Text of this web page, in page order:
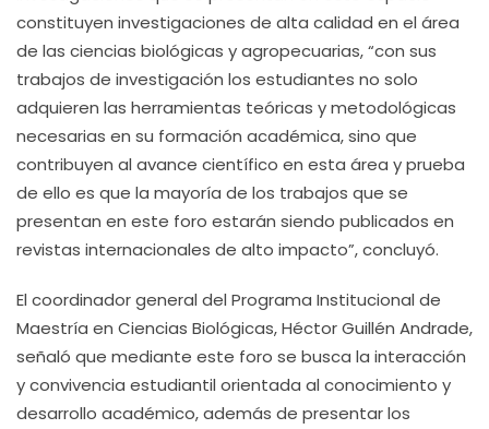
constituyen investigaciones de alta calidad en el área
de las ciencias biológicas y agropecuarias, “con sus
trabajos de investigación los estudiantes no solo
adquieren las herramientas teóricas y metodológicas
necesarias en su formación académica, sino que
contribuyen al avance científico en esta área y prueba
de ello es que la mayoría de los trabajos que se
presentan en este foro estarán siendo publicados en
revistas internacionales de alto impacto”, concluyó.
El coordinador general del Programa Institucional de
Maestría en Ciencias Biológicas, Héctor Guillén Andrade,
señaló que mediante este foro se busca la interacción
y convivencia estudiantil orientada al conocimiento y
desarrollo académico, además de presentar los